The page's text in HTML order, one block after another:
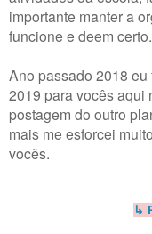
importante manter a
funcione e deem certo.
Ano passado 2018
2019 para vocês aqui
postagem do outro
mais me esforcei
vocês.
↳